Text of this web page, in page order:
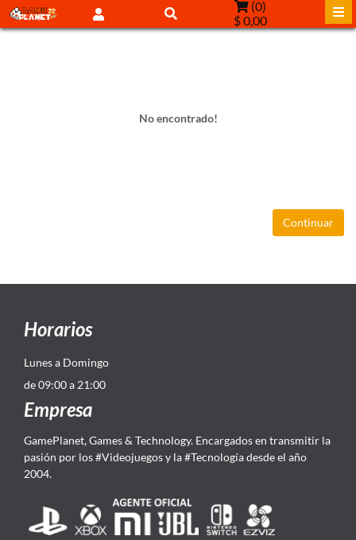
(0)
$ 0,00
No encontrado!
Continuar
Horarios
Lunes a Domingo
de 09:00 a 21:00
Empresa
GamePlanet, Games & Technology. Encargados en transmitir la
pasión por los #Videojuegos y la #Tecnología desde el año
2004.